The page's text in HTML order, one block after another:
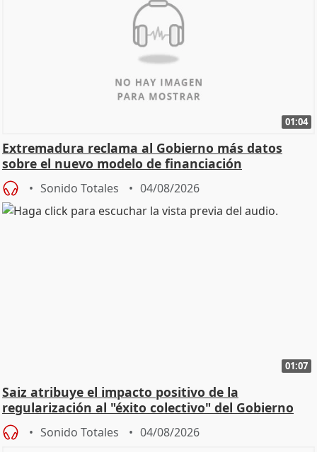
01:04
Extremadura reclama al Gobierno más datos
sobre el nuevo modelo de financiación
Sonido Totales 04/08/2026
01:07
Saiz atribuye el impacto positivo de la
regularización al "éxito colectivo" del Gobierno
Sonido Totales 04/08/2026